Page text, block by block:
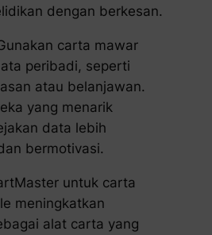
dengan berkesan.
carta mawar
peribadi, seperti
atau belanjawan.
yang menarik
data lebih
bermotivasi.
untuk carta
meningkatkan
alat carta yang